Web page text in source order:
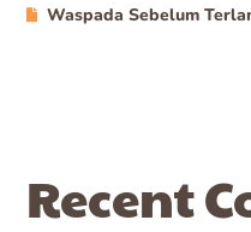
Waspada Sebelum
Recent